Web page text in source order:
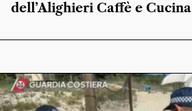
dell’Alighieri Caffè e Cucina